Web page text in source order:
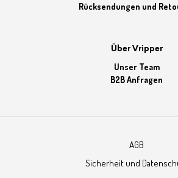
Rücksendungen und
Über Vripper
Unser Team
B2B Anfragen
AGB
Sicherheit und